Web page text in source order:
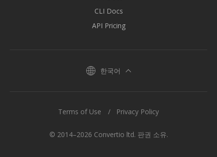
CLI Docs
API Pricing
한국어
© 2014–2026 Convertio ltd. 판권 소유.
Terms of Use Privacy Policy